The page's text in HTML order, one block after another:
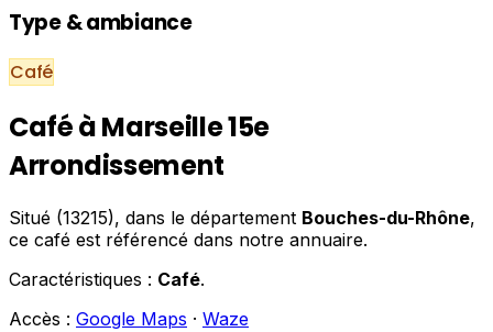
Type & ambiance
Café
Café à Marseille 15e
Arrondissement
Situé (13215), dans le département Bouches-du-Rhône,
ce café est référencé dans notre annuaire.
Caractéristiques : Café.
Accès : Google Maps · Waze